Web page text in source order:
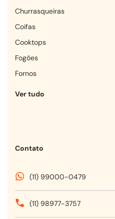
churrasqueiras
coifas
cooktops
fogões
fornos
Ver tudo
Contato
(11) 99000-0479
(11) 98977-3757